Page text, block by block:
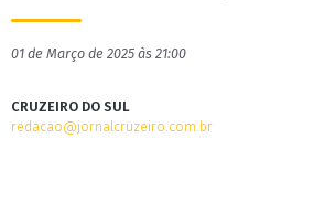
01 de Março de 2025 às 21:00
CRUZEIRO DO SUL
redacao@jornalcruzeiro.com.br